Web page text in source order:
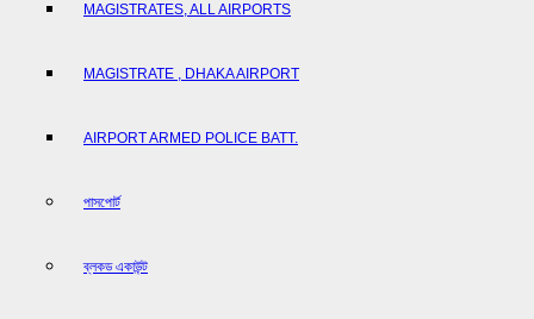
MAGISTRATES, ALL AIRPORTS
MAGISTRATE , DHAKA AIRPORT
AIRPORT ARMED POLICE BATT.
পাসপোর্ট
ব্লকড একাউন্ট